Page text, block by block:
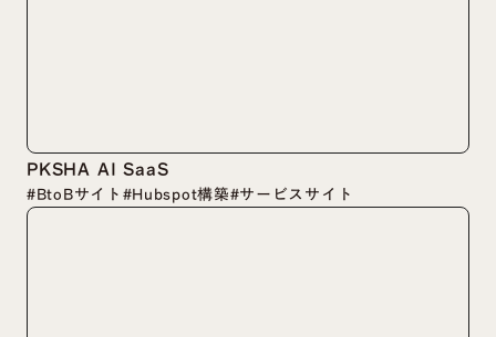
PKSHA AI SaaS
#BtoBサイト#Hubspot構築#サービスサイト